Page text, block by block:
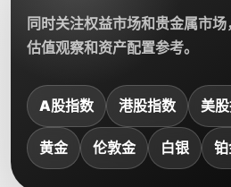
同时关注权益市场和贵金属市
估值观察和资产配置参考。
A股指数 港股指数 美
黄金 伦敦金 白银